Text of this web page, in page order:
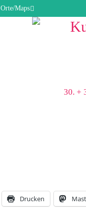
Orte/Maps
30. +
Drucken